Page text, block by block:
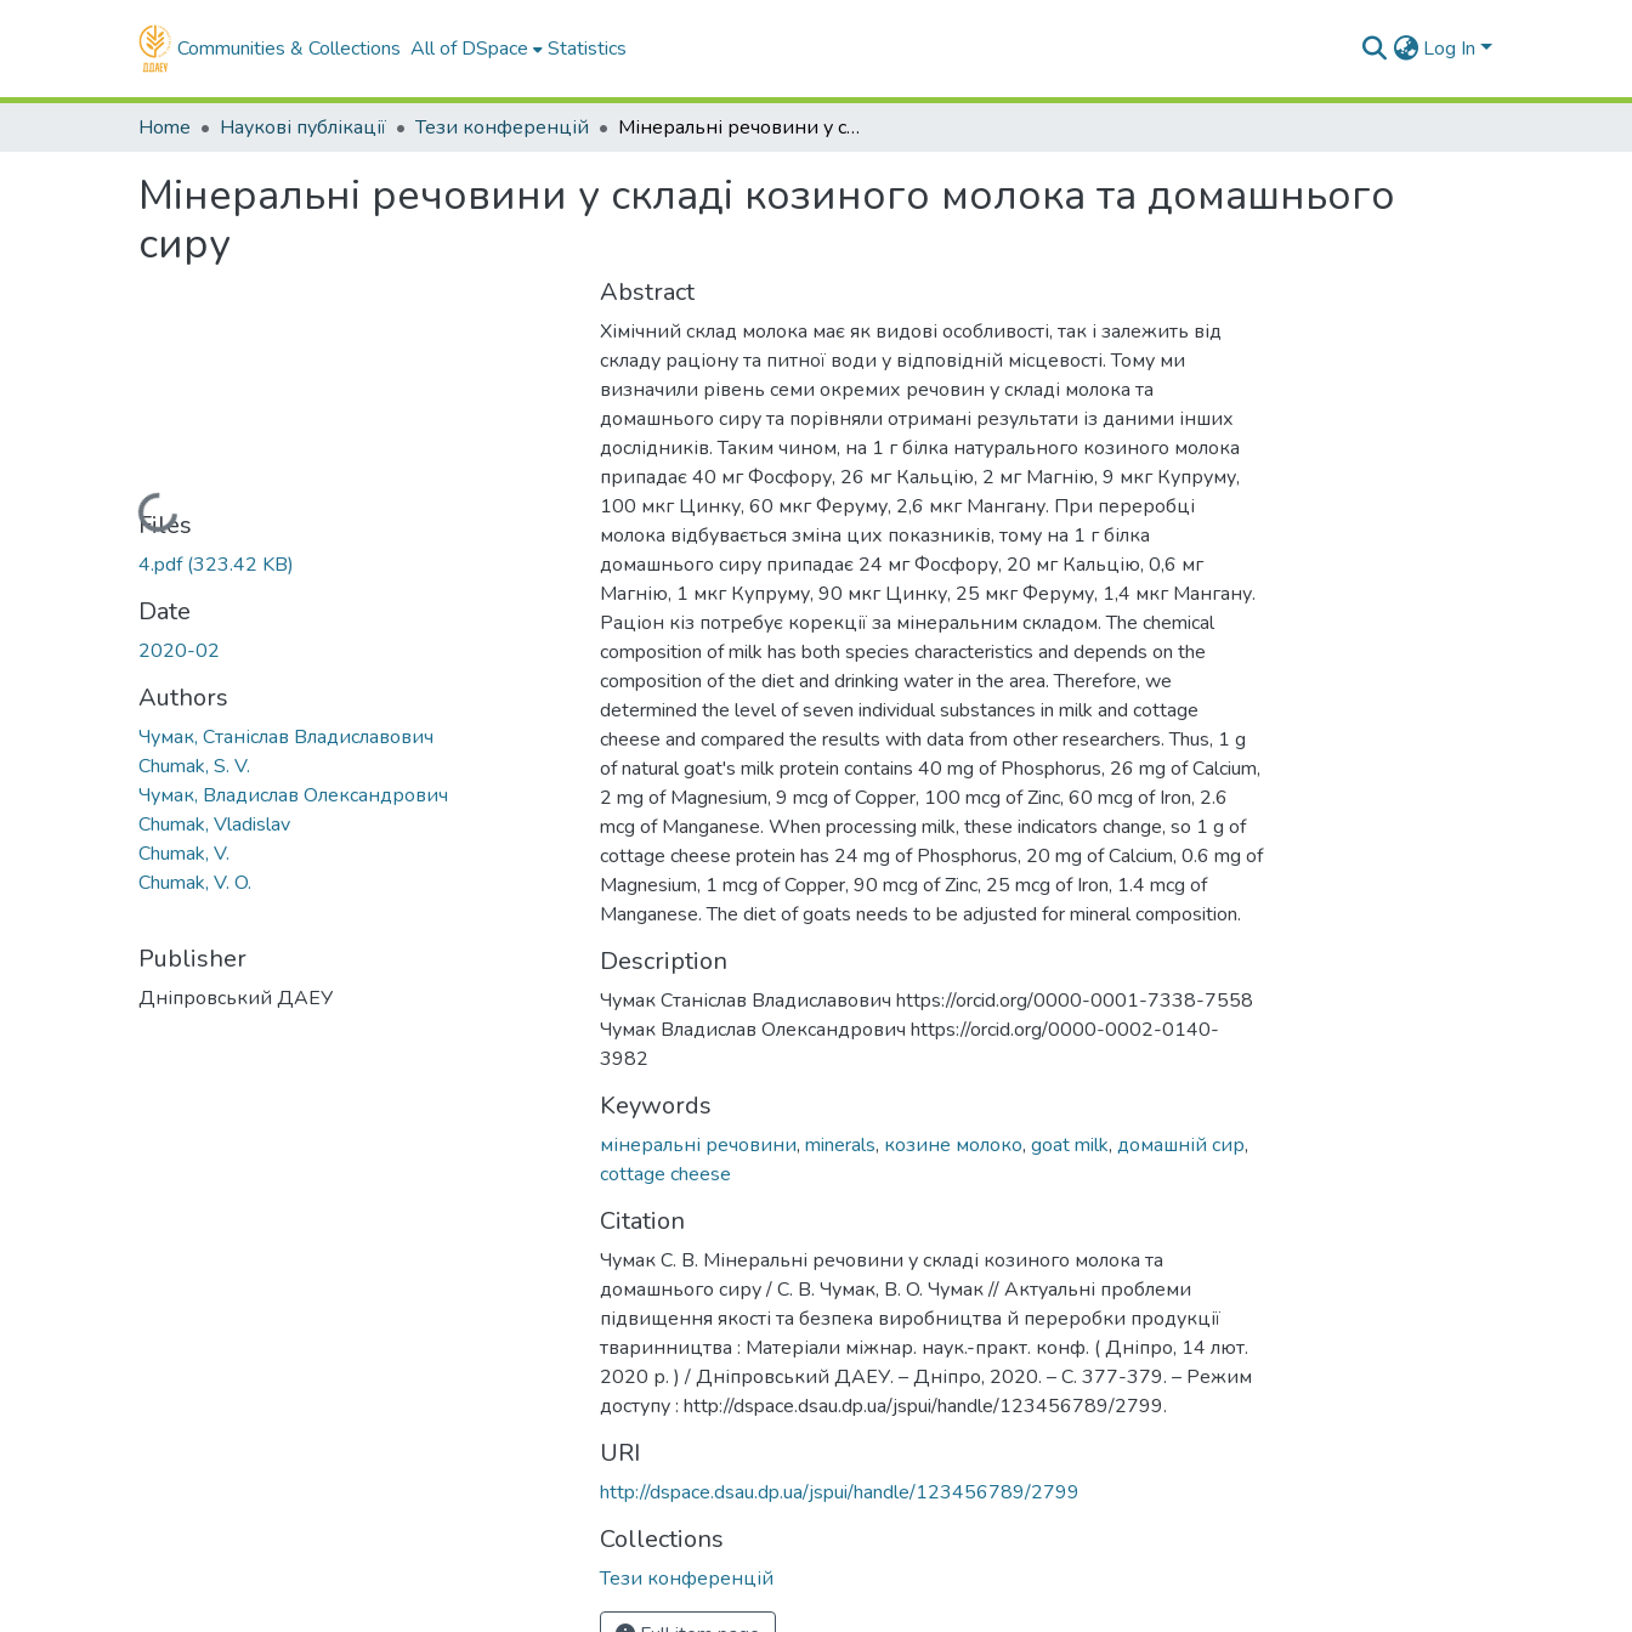
Communities & Collections All of DSpace Statistics Log In
Home Наукові публікації Тези конференцій Мінеральні речовини у складі козиного молока та домашнього сиру
Мінеральні речовини у складі козиного молока та домашнього
сиру
Loading...
Files
4.pdf(323.42 KB)
Date
2020-02
Authors
Чумак, Станіслав Владиславович
Chumak, S. V.
Чумак, Владислав Олександрович
Chumak, Vladislav
Chumak, V.
Chumak, V. O.
Publisher
Дніпровський ДАЕУ
Abstract
Хімічний склад молока має як видові особливості, так і залежить від
складу раціону та питної води у відповідній місцевості. Тому ми
визначили рівень семи окремих речовин у складі молока та
домашнього сиру та порівняли отримані результати із даними інших
дослідників. Таким чином, на 1 г білка натурального козиного молока
припадає 40 мг Фосфору, 26 мг Кальцію, 2 мг Магнію, 9 мкг Купруму,
100 мкг Цинку, 60 мкг Феруму, 2,6 мкг Мангану. При переробці
молока відбувається зміна цих показників, тому на 1 г білка
домашнього сиру припадає 24 мг Фосфору, 20 мг Кальцію, 0,6 мг
Магнію, 1 мкг Купруму, 90 мкг Цинку, 25 мкг Феруму, 1,4 мкг Мангану.
Раціон кіз потребує корекції за мінеральним складом. The chemical
composition of milk has both species characteristics and depends on the
composition of the diet and drinking water in the area. Therefore, we
determined the level of seven individual substances in milk and cottage
cheese and compared the results with data from other researchers. Thus, 1 g
of natural goat's milk protein contains 40 mg of Phosphorus, 26 mg of Calcium,
2 mg of Magnesium, 9 mcg of Copper, 100 mcg of Zinc, 60 mcg of Iron, 2.6
mcg of Manganese. When processing milk, these indicators change, so 1 g of
cottage cheese protein has 24 mg of Phosphorus, 20 mg of Calcium, 0.6 mg of
Magnesium, 1 mcg of Copper, 90 mcg of Zinc, 25 mcg of Iron, 1.4 mcg of
Manganese. The diet of goats needs to be adjusted for mineral composition.
Description
Чумак Станіслав Владиславович https://orcid.org/0000-0001-7338-7558
Чумак Владислав Олександрович https://orcid.org/0000-0002-0140-
3982
Keywords
мінеральні речовини, minerals, козине молоко, goat milk, домашній сир,
cottage cheese
Citation
Чумак С. В. Мінеральні речовини у складі козиного молока та
домашнього сиру / C. B. Чумак, B. O. Чумак // Актуальні проблеми
підвищення якості та безпека виробництва й переробки продукції
тваринництва : Матеріали міжнар. наук.-практ. конф. ( Дніпро, 14 лют.
2020 р. ) / Дніпровський ДАЕУ. – Дніпро, 2020. – С. 377-379. – Режим
доступу : http://dspace.dsau.dp.ua/jspui/handle/123456789/2799.
URI
http://dspace.dsau.dp.ua/jspui/handle/123456789/2799
Collections
Тези конференцій